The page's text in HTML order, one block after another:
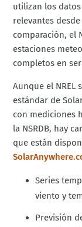
utilizan los
relevantes
comparación, el
estaciones
completos en
Aunque el NREL
estándar de
con mediciones
la NSRDB, hay
que están
Series
viento y
Previsión